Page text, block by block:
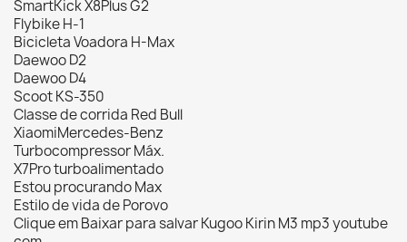
SmartKick X8Plus G2
Flybike H-1
Bicicleta Voadora H-Max
Daewoo D2
Daewoo D4
Scoot KS-350
Classe de corrida Red Bull
XiaomiMercedes-Benz
Turbocompressor Máx.
X7Pro turboalimentado
Estou procurando Max
Estilo de vida de Porovo
Clique em Baixar para salvar Kugoo Kirin M3 mp3 youtube